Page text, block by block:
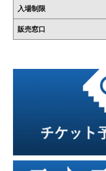
入場制限
販売窓口